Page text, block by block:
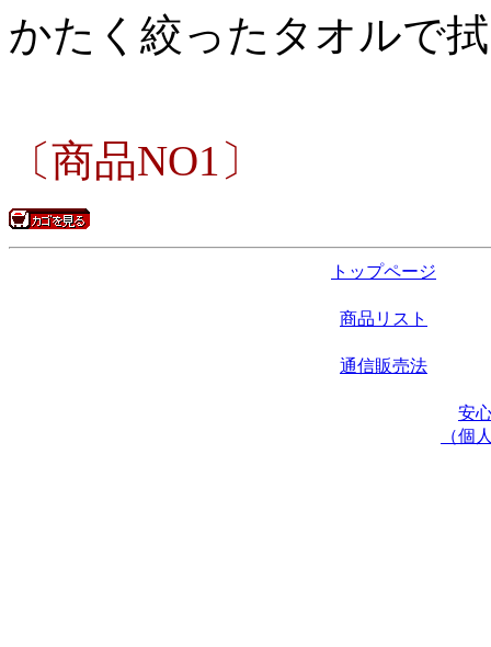
かたく絞ったタオルで
〔商品NO1〕
トップページ
商品リスト
通信販売法
安
（個